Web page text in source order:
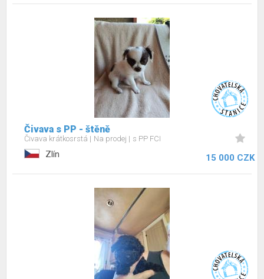
Čivava s PP - štěně
Čivava krátkosrstá Na prodej s PP FCI
Zlín 15 000 CZK